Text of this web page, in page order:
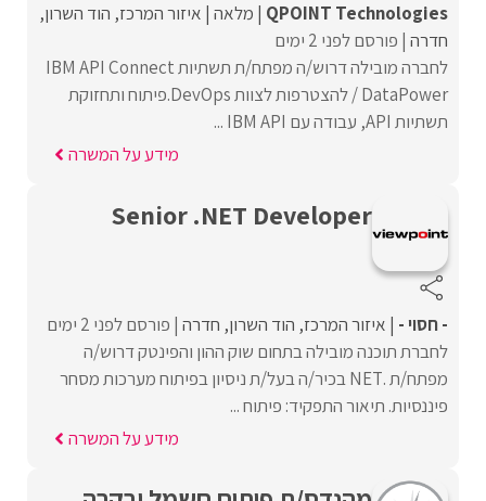
QPOINT Technologies מלאה איזור המרכז הוד השרון
חדרה פורסם לפני 2 ימים
לחברה מובילה דרוש/ה מפתח/ת תשתיות IBM API Connect
/ DataPower להצטרפות לצוות DevOps.פיתוח ותחזוקת
תשתיות API, עבודה עם IBM API ...
מידע על המשרה
Senior .NET Developer
- חסוי - איזור המרכז הוד השרון חדרה פורסם לפני 2 ימים
לחברת תוכנה מובילה בתחום שוק ההון והפינטק דרוש/ה
מפתח/ת .NET בכיר/ה בעל/ת ניסיון בפיתוח מערכות מסחר
פיננסיות. תיאור התפקיד: פיתוח ...
מידע על המשרה